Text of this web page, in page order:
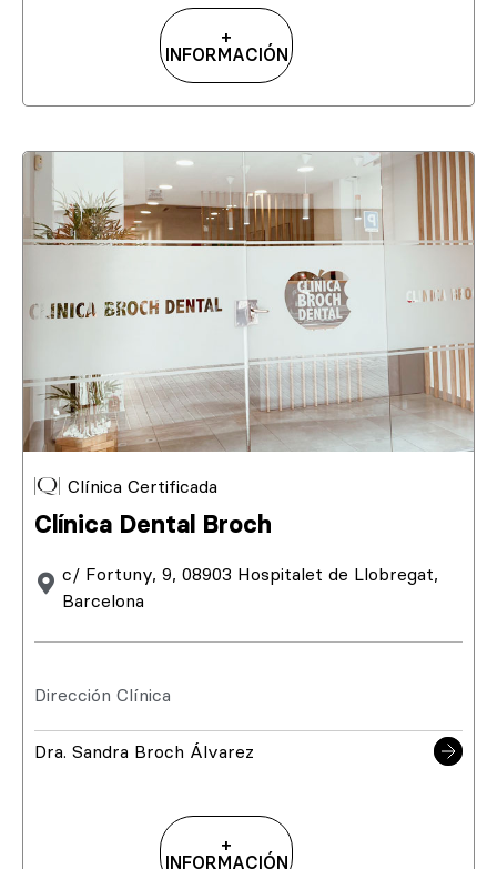
+
INFORMACIÓN
Clínica Certificada
Clínica Dental Broch
c/ Fortuny, 9, 08903 Hospitalet de Llobregat,
Barcelona
Dirección Clínica
Dra. Sandra Broch Álvarez
+
INFORMACIÓN